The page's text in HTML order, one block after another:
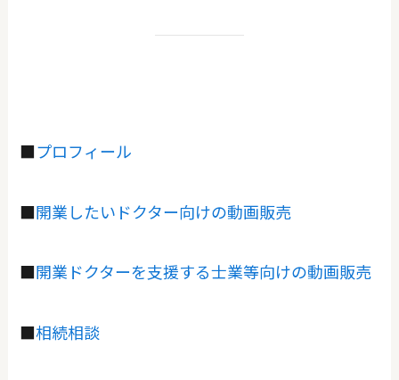
■プロフィール
■開業したいドクター向けの動画販売
■開業ドクターを支援する士業等向けの動画販売
■相続相談